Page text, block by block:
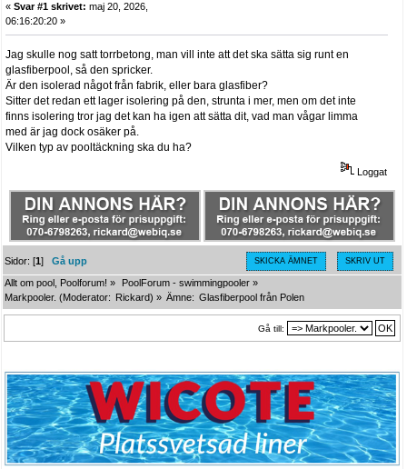
« Svar #1 skrivet: maj 20, 2026,
06:16:20:20 »
Jag skulle nog satt torrbetong, man vill inte att det ska sätta sig runt en
glasfiberpool, så den spricker.
Är den isolerad något från fabrik, eller bara glasfiber?
Sitter det redan ett lager isolering på den, strunta i mer, men om det inte
finns isolering tror jag det kan ha igen att sätta dit, vad man vågar limma
med är jag dock osäker på.
Vilken typ av pooltäckning ska du ha?
Loggat
SKICKA ÄMNET SKRIV UT
Sidor: [1]Gå upp
Allt om pool, Poolforum! » PoolForum - swimmingpooler »
Markpooler. (Moderator: Rickard) » Ämne: Glasfiberpool från Polen
Gå till: